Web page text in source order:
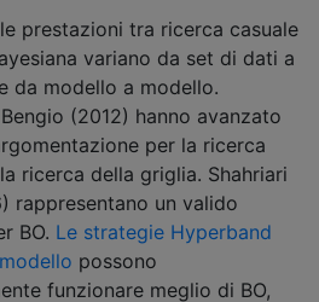
prestazioni tra ricerca casuale
variano da set di dati a
da modello a modello.
(2012) hanno avanzato
per la ricerca
ricerca della griglia. Shahriari
rappresentano un valido
BO. Le strategie Hyperband
possono
funzionare meglio di BO,